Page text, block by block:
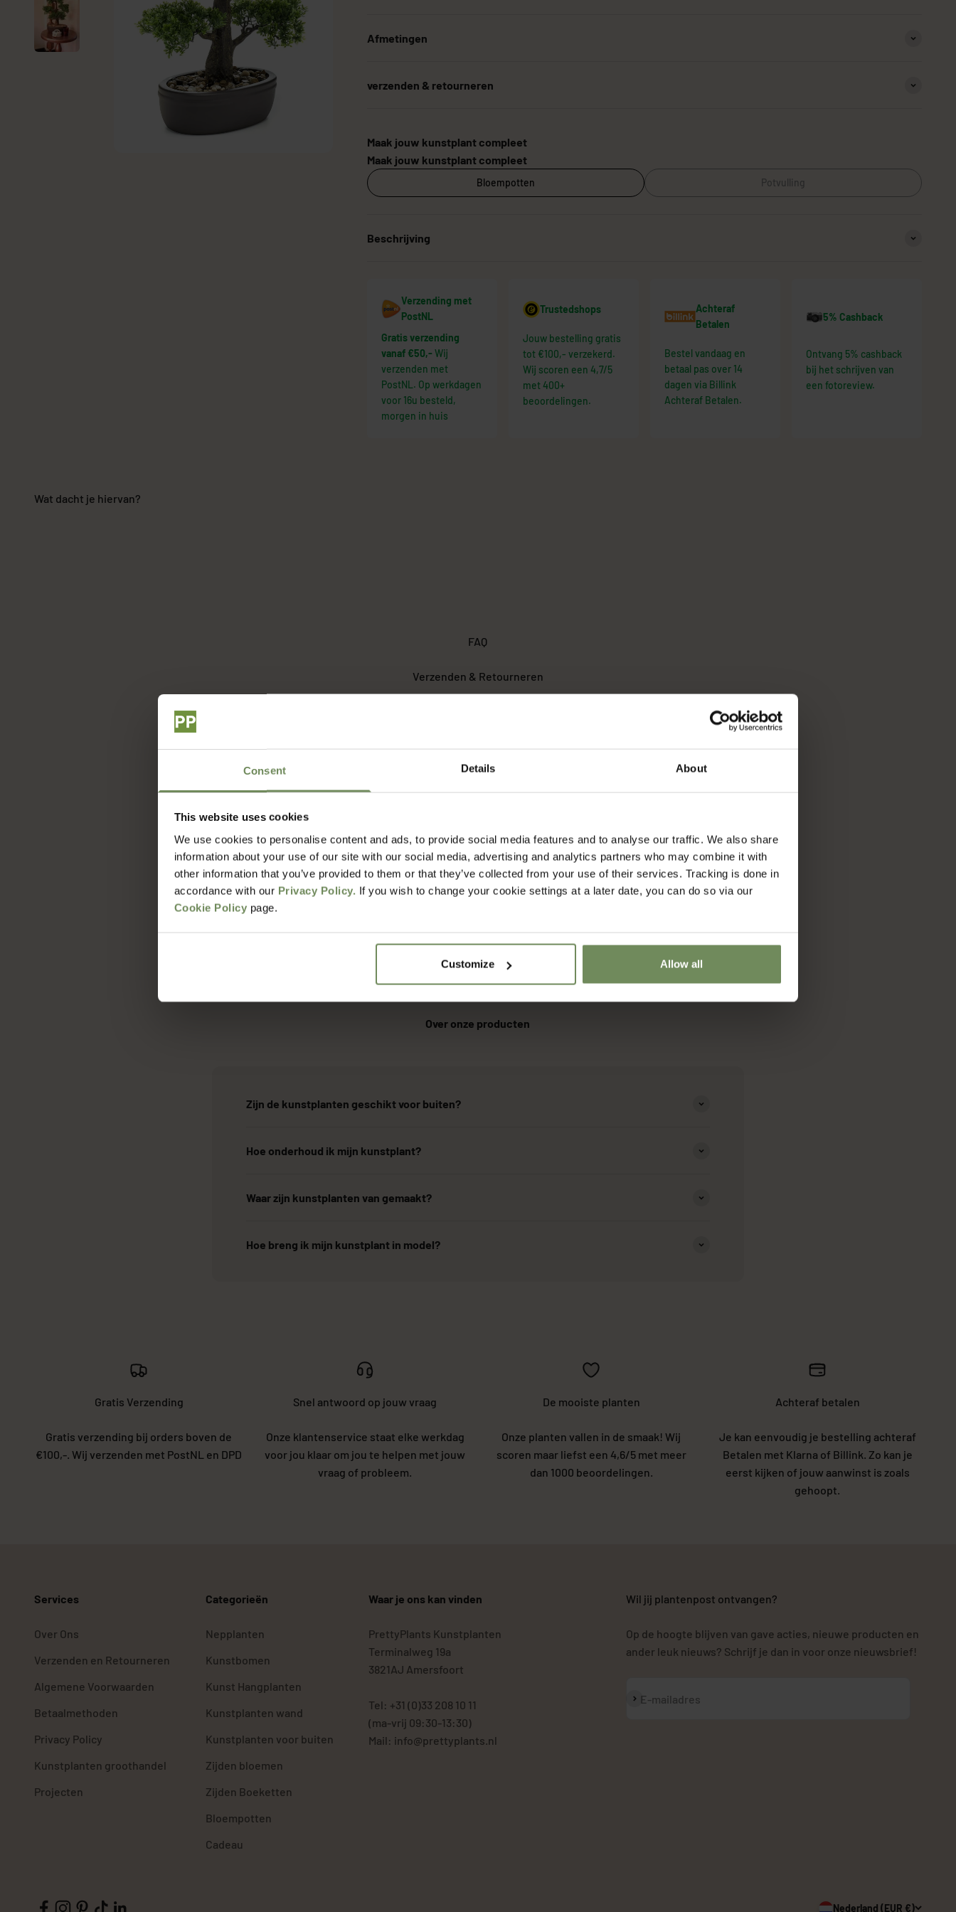
Consent Details About
This website uses cookies
We use cookies to personalise content and ads, to provide social media features and to analyse our traffic. We also share
information about your use of our site with our social media, advertising and analytics partners who may combine it with
other information that you’ve provided to them or that they’ve collected from your use of their services. Tracking is done in
accordance with our Privacy Policy. If you wish to change your cookie settings at a later date, you can do so via our
Cookie Policy page.
Customize Allow all
Kleine Kunstplanten Grote Kunstplanten
Afmetingen
verzenden & retourneren
Maak jouw kunstplant compleet
Maak jouw kunstplant compleet
Bloempotten Potvulling
Beschrijving
Verzending met
PostNL
Gratis verzending
vanaf €50,- Wij
verzenden met
PostNL. Op werkdagen
voor 16u besteld,
morgen in huis
Trustedshops
Jouw bestelling gratis
tot €100,- verzekerd.
Wij scoren een 4,7/5
met 400+
beoordelingen.
Achteraf
Betalen
Bestel vandaag en
betaal pas over 14
dagen via Billink
Achteraf Betalen.
5% Cashback
Ontvang 5% cashback
bij het schrijven van
een fotoreview.
Wat dacht je hiervan?
FAQ
Verzenden & Retourneren
Met welke bezorgdienst werken jullie?
Hoe zit het met retourneren?
Over onze producten
Zijn de kunstplanten geschikt voor buiten?
Hoe onderhoud ik mijn kunstplant?
Waar zijn kunstplanten van gemaakt?
Hoe breng ik mijn kunstplant in model?
Gratis Verzending
Gratis verzending bij orders boven de
€100,-. Wij verzenden met PostNL en DPD
Snel antwoord op jouw vraag
Onze klantenservice staat elke werkdag
voor jou klaar om jou te helpen met jouw
vraag of probleem.
De mooiste planten
Onze planten vallen in de smaak! Wij
scoren maar liefst een 4,6/5 met meer
dan 1000 beoordelingen.
Achteraf betalen
Je kan eenvoudig je bestelling achteraf
Betalen met Klarna of Billink. Zo kan je
eerst kijken of jouw aanwinst is zoals
gehoopt.
Services
Over Ons
Verzenden en Retourneren
Algemene Voorwaarden
Betaalmethoden
Privacy Policy
Kunstplanten groothandel
Projecten
Categorieën
Nepplanten
Kunstbomen
Kunst Hangplanten
Kunstplanten wand
Kunstplanten voor buiten
Zijden bloemen
Zijden Boeketten
Bloempotten
Cadeau
Waar je ons kan vinden
PrettyPlants Kunstplanten
Terminalweg 19a
3821AJ Amersfoort
Tel: +31 (0)33 208 10 11
(ma-vrij 09:30-13:30)
Mail: info@prettyplants.nl
Wil jij plantenpost ontvangen?
Op de hoogte blijven van gave acties, nieuwe producten en
ander leuk nieuws? Schrijf je dan in voor onze nieuwsbrief!
E-mailadres
Abonneren
Nederland (EUR €)